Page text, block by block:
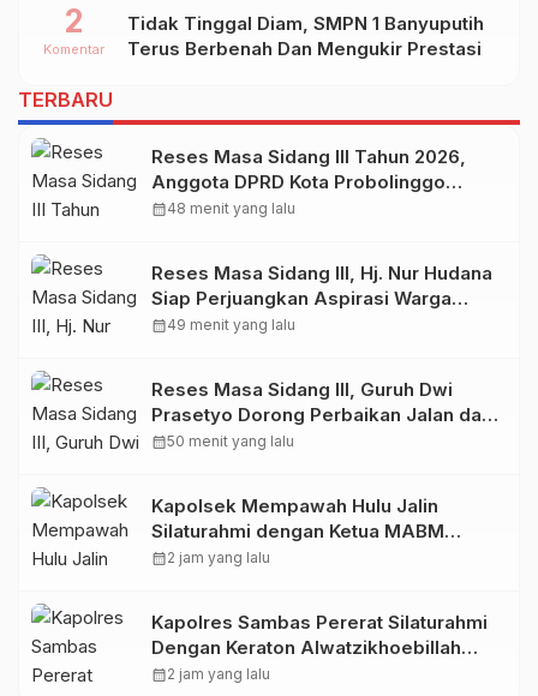
Kab.TUBAN
Tidak Tinggal Diam, SMPN 1 Banyuputih
Terus Berbenah Dan Mengukir Prestasi
2
Komentar
TERBARU
Reses Masa Sidang III Tahun 2026,
Anggota DPRD Kota Probolinggo
Fraksi Partai Gerindra Heri Poniman
calendar_month48 menit yang lalu
Reses Masa Sidang III, Hj. Nur Hudana
Siap Perjuangkan Aspirasi Warga
Kedopok di APBD
calendar_month49 menit yang lalu
Reses Masa Sidang III, Guruh Dwi
Prasetyo Dorong Perbaikan Jalan dan
Plengsengan di Kedopok
calendar_month50 menit yang lalu
Kapolsek Mempawah Hulu Jalin
Silaturahmi dengan Ketua MABM
Kecamatan Mempawah Hulu
calendar_month2 jam yang lalu
Kapolres Sambas Pererat Silaturahmi
Dengan Keraton Alwatzikhoebillah
Kesultanan Sambas, Perkuat Sinergi
calendar_month2 jam yang lalu